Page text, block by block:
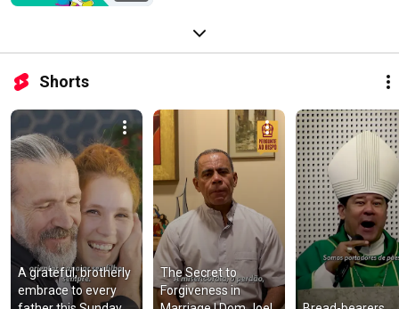
Shorts
A grateful, brotherly
embrace to every
The Secret to
Forgiveness in